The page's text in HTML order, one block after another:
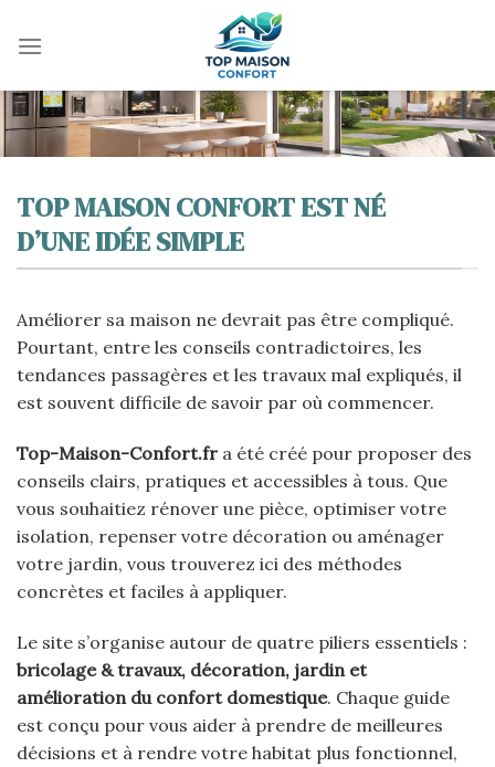
TOP MAISON CONFORT EST NÉ
D’UNE IDÉE SIMPLE
Améliorer sa maison ne devrait pas être compliqué.
Pourtant, entre les conseils contradictoires, les
tendances passagères et les travaux mal expliqués, il
est souvent difficile de savoir par où commencer.
Top-Maison-Confort.fr a été créé pour proposer des
conseils clairs, pratiques et accessibles à tous. Que
vous souhaitiez rénover une pièce, optimiser votre
isolation, repenser votre décoration ou aménager
votre jardin, vous trouverez ici des méthodes
concrètes et faciles à appliquer.
Le site s’organise autour de quatre piliers essentiels :
bricolage & travaux, décoration, jardin et
amélioration du confort domestique. Chaque guide
est conçu pour vous aider à prendre de meilleures
décisions et à rendre votre habitat plus fonctionnel,